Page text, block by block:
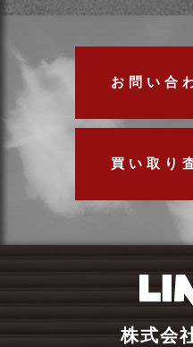
お問い合
買い取り
株式会